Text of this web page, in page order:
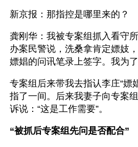
新京报：那指控是哪里来的？
龚刚华：我被专案组抓入看守
办案民警说，洗桑拿肯定嫖妓
嫖娼的问讯笔录上签字。我为
专案组后来带我去指认李庄“嫖
指了一间。后来我妻子向专案
诉说：“这是工作需要”。
“被抓后专案组先问是否配合”